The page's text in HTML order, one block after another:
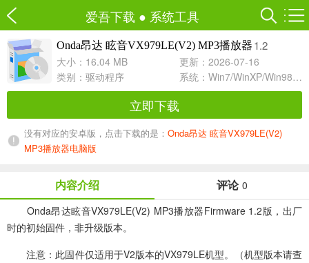
爱吾下载 ● 系统工具
Onda昂达 眩音VX979LE(V2) MP3播放器 1.2
大小：16.04 MB
更新：2026-07-16
类别： 驱动程序 系统：Win7/WinXP/Win98/Win8/Win10兼容软件
立即下载
没有对应的安卓版，点击下载的是： Onda昂达 眩音VX979LE(V2)
MP3播放器电脑版
内容介绍 评论 0
Onda昂达眩音VX979LE(V2) MP3播放器Firmware 1.2版，出厂
时的初始固件，非升级版本。
注意：此固件仅适用于V2版本的VX979LE机型。（机型版本请查